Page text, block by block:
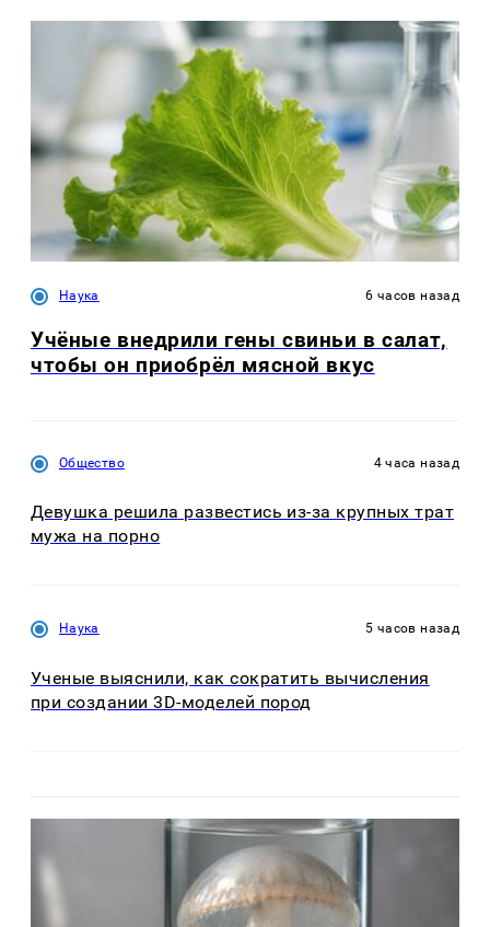
Наука 6 часов назад
Учёные внедрили гены свиньи в салат,
чтобы он приобрёл мясной вкус
Общество 4 часа назад
Девушка решила развестись из-за крупных трат
мужа на порно
Наука 5 часов назад
Ученые выяснили, как сократить вычисления
при создании 3D-моделей пород